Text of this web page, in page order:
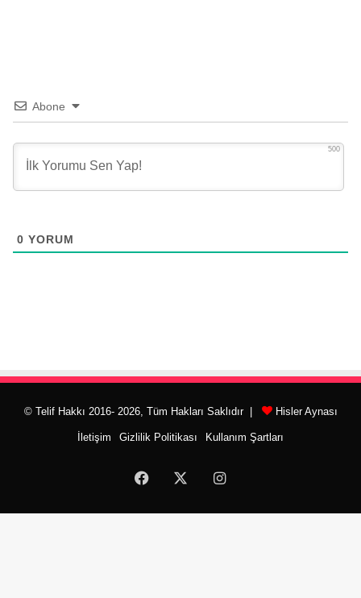
Abone
500
0 YORUM
© Telif Hakkı 2016- 2026, Tüm Hakları Saklıdır | Hisler Aynası
İletişim Gizlilik Politikası Kullanım Şartları
Facebook Instagram